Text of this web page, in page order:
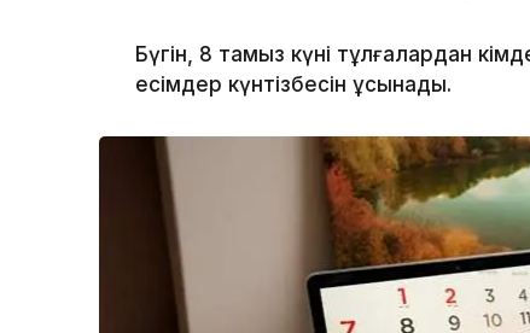
Бүгін, 8 тамыз күні тұлғалардан
есімдер күнтізбесін ұсынады.